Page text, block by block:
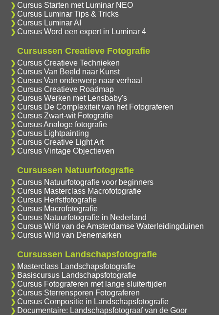
Cursus Starten met Luminar NEO
Cursus Luminar Tips & Tricks
Cursus Luminar AI
Cursus Word een expert in Luminar 4
Cursussen Creatieve Fotografie
Cursus Creatieve Technieken
Cursus Van Beeld naar Kunst
Cursus Van onderwerp naar verhaal
Cursus Creatieve Roadmap
Cursus Werken met Lensbaby's
Cursus De Complexiteit van het Fotograferen
Cursus Zwart-wit Fotografie
Cursus Analoge fotografie
Cursus Lightpainting
Cursus Creative Light Art
Cursus Vintage Objectieven
Cursussen Natuurfotografie
Cursus Natuurfotografie voor beginners
Cursus Masterclass Macrofotografie
Cursus Herfstfotografie
Cursus Macrofotografie
Cursus Natuurfotografie in Nederland
Cursus Wild van de Amsterdamse Waterleidingduinen
Cursus Wild van Denemarken
Cursussen Landschapsfotografie
Masterclass Landschapsfotografie
Basiscursus Landschapsfotografie
Cursus Fotograferen met lange sluitertijden
Cursus Sterrensporen Fotograferen
Cursus Compositie in Landschapsfotografie
Documentaire: Landschapsfotograaf van de Goor